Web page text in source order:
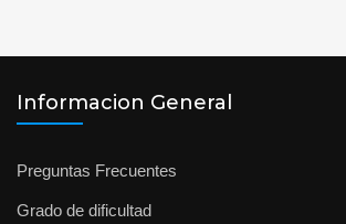
Informacion General
Preguntas Frecuentes
Grado de dificultad